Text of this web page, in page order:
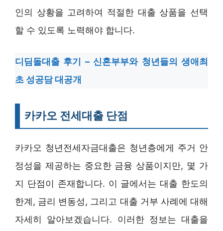
인의 상황을 고려하여 적절한 대출 상품을 선택
할 수 있도록 노력해야 합니다.
디딤돌대출 후기 – 신혼부부와 청년들의 생애최
초 성공담 대공개
카카오 전세대출 단점
카카오 청년전세자금대출은 청년층에게 주거 안
정성을 제공하는 중요한 금융 상품이지만, 몇 가
지 단점이 존재합니다. 이 글에서는 대출 한도의
한계, 금리 변동성, 그리고 대출 거부 사례에 대해
자세히 알아보겠습니다. 이러한 정보는 대출을